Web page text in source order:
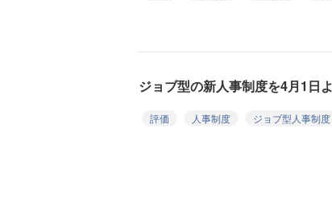
ジョブ型の新人事制度を4月1日
評価 人事制度
ジョブ型人事制度